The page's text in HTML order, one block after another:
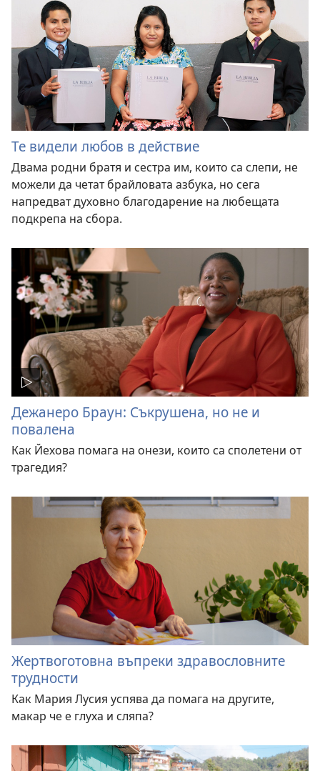
Те видели любов в действие
Двама родни братя и сестра им, които са слепи, не
можели да четат брайловата азбука, но сега
напредват духовно благодарение на любещата
подкрепа на сбора.
Дежанеро Браун: Съкрушена, но не и
повалена
Как Йехова помага на онези, които са сполетени от
трагедия?
Жертвоготовна въпреки здравословните
трудности
Как Мария Лусия успява да помага на другите,
макар че е глуха и сляпа?